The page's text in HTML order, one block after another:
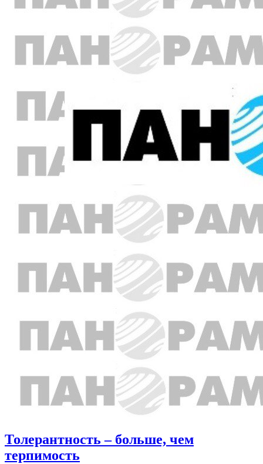
Толерантность – больше, чем
терпимость